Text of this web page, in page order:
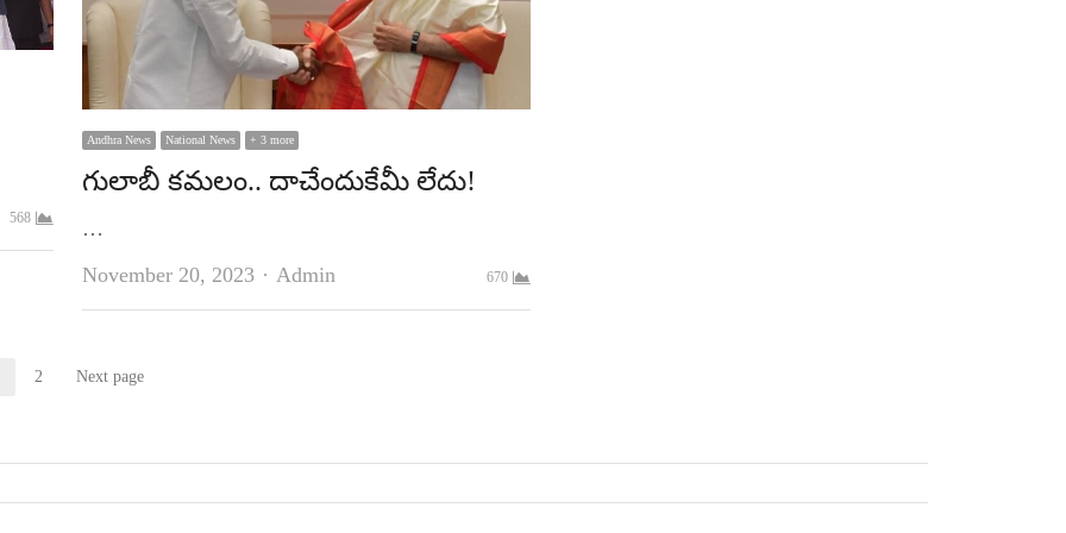
568
Andhra News National News + 3 more
గులాబీ కమలం.. దాచేందుకేమీ లేదు!
…
November 20, 2023
Author
Admin 670
Page Page
2 Next page